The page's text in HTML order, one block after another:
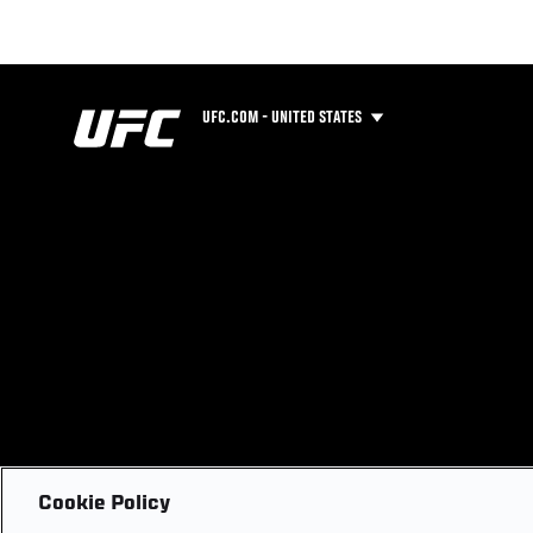
UFC.COM - UNITED STATES
Cookie Policy